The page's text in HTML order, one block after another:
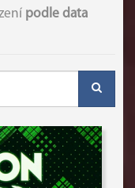
podle data